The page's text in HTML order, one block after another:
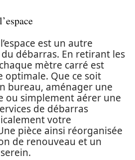
est un autre
débarras. En retirant les
mètre carré est
optimale. Que ce soit
bureau, aménager une
ou simplement aérer une
de débarras
votre
pièce ainsi réorganisée
de renouveau et un